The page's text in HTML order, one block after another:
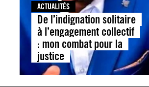
ACTUALITÉS
De l’indignation solitaire
à l’engagement collectif
: mon combat pour la
justice